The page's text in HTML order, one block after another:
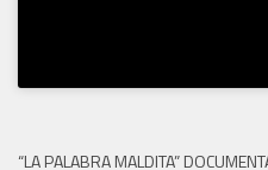
“LA PALABRA MALDITA”